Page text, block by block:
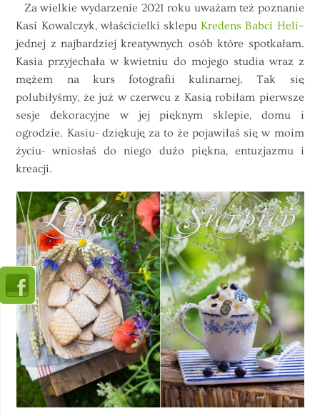
Za wielkie wydarzenie 2021 roku uważam też poznanie
Kasi Kowalczyk, właścicielki sklepuKredens Babci Heli–
jednej z najbardziej kreatywnych osób które spotkałam.
Kasia przyjechała w kwietniu do mojego studia wraz z
mężem na kurs fotografii kulinarnej. Tak się
polubiłyśmy, że już w czerwcu z Kasią robiłam pierwsze
sesje dekoracyjne w jej pięknym sklepie, domu i
ogrodzie. Kasiu- dziękuję za to że pojawiłaś się w moim
życiu- wniosłaś do niego dużo piękna, entuzjazmu i
kreacji.